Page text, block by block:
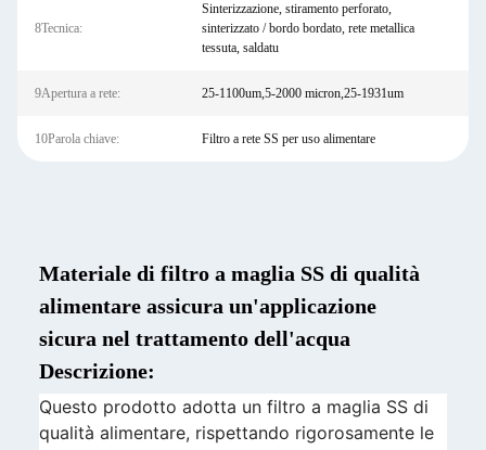
8Tecnica:
Sinterizzazione, stiramento perforato,
sinterizzato / bordo bordato, rete metallica
tessuta, saldatu
9Apertura a rete: 25-1100um,5-2000 micron,25-1931um
10Parola chiave: Filtro a rete SS per uso alimentare
Materiale di filtro a maglia SS di qualità
alimentare assicura un'applicazione
sicura nel trattamento dell'acqua
Descrizione:
Questo prodotto adotta un filtro a maglia SS di
qualità alimentare, rispettando rigorosamente le